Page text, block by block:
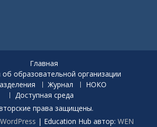
Главная
об образовательной организации
Журнал
НОКО
Доступная среда
права защищены.
| Education Hub автор: WEN